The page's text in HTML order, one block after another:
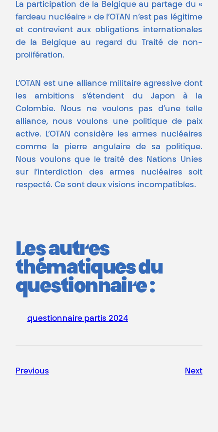
La participation de la Belgique au partage du «
fardeau nucléaire » de l’OTAN n’est pas légitime
et contrevient aux obligations internationales
de la Belgique au regard du Traité de non-
prolifération.
L’OTAN est une alliance militaire agressive dont
les ambitions s’étendent du Japon à la
Colombie. Nous ne voulons pas d’une telle
alliance, nous voulons une politique de paix
active. L’OTAN considère les armes nucléaires
comme la pierre angulaire de sa politique.
Nous voulons que le traité des Nations Unies
sur l’interdiction des armes nucléaires soit
respecté. Ce sont deux visions incompatibles.
Les autres
thématiques du
questionnaire :
questionnaire partis 2024
Previous Next